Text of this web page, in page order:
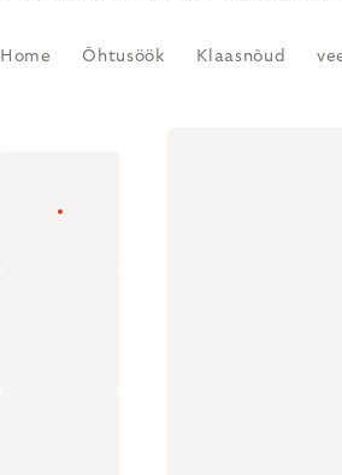
Home Õhtusöök Klaasnõud